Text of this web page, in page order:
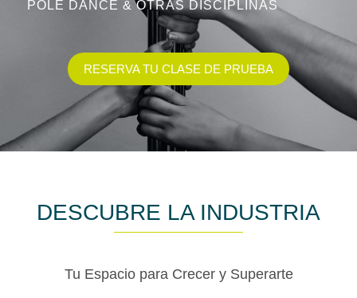
POLE DANCE & OTRAS DISCIPLINAS
RESERVA TU CLASE DE PRUEBA
DESCUBRE LA INDUSTRIA
Tu Espacio para Crecer y Superarte